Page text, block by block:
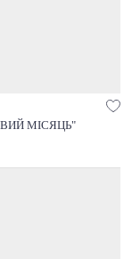
МІСЯЦЬ"